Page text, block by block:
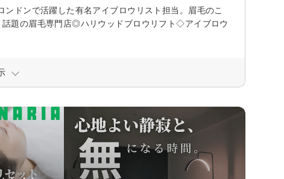
ドンで活躍した有名アイブロウリスト担当。眉毛のこ
題の眉毛専門店◎ハリウッドブロウリフト◇アイブロウ